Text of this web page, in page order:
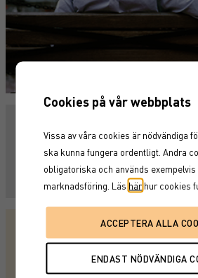
Här kan du få tips på hur
ditt fondsparande.
TIO SMARTA FONDTIPS>
Ta hjälp
Vi rekommenderar att du tar hjälp
Cookies på vår webbplats
Vissa av våra cookies är nödvändiga
ska kunna fungera ordentligt. Andra
obligatoriska och används
marknadsföring. Läs här hur cookies